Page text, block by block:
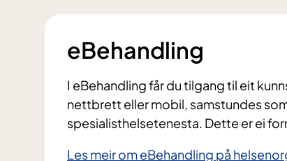
eBehandling
I eBehandling får du tilgang til eit
nettbrett eller mobil, samstundes
spesialisthelsetenesta. Dette er ei
Les meir om eBehandling på